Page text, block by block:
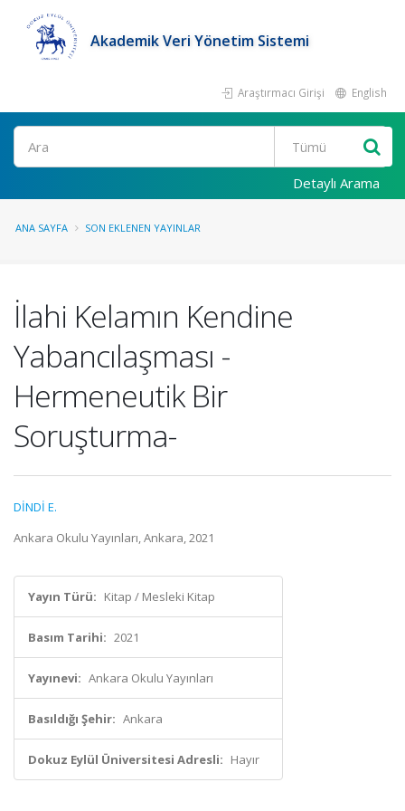
Akademik Veri Yönetim Sistemi
Araştırmacı Girişi English
Ara
Detaylı Arama
ANA SAYFA SON EKLENEN YAYINLAR
İlahi Kelamın Kendine
Yabancılaşması -
Hermeneutik Bir
Soruşturma-
DİNDİ E.
Ankara Okulu Yayınları, Ankara, 2021
Yayın Türü: Kitap / Mesleki Kitap
Basım Tarihi: 2021
Yayınevi: Ankara Okulu Yayınları
Basıldığı Şehir: Ankara
Dokuz Eylül Üniversitesi Adresli: Hayır